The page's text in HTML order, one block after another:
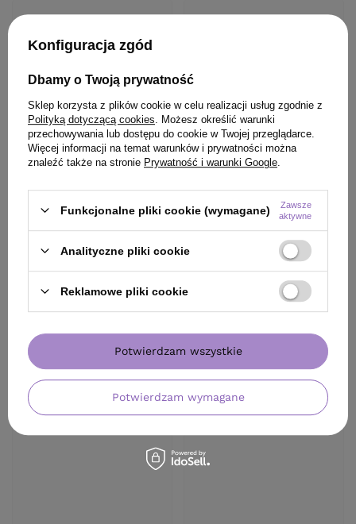
Konfiguracja zgód
Dbamy o Twoją prywatność
Sklep korzysta z plików cookie w celu realizacji usług zgodnie z
Polityką dotyczącą cookies . Możesz określić warunki
przechowywania lub dostępu do cookie w Twojej przeglądarce.
Więcej informacji na temat warunków i prywatności można
znaleźć także na stronie Prywatność i warunki Google
Funkcjonalne pliki cookie (wymagane)
Zawsze
aktywne
Analityczne pliki cookie
Reklamowe pliki cookie
Potwierdzam wymagane
Potwierdzam wszystkie